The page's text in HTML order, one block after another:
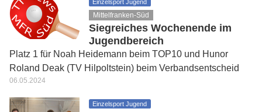
Einzelsport Jugend
Mittelfranken-Süd
Siegreiches Wochenende im
Jugendbereich
Platz 1 für Noah Heidemann beim TOP10 und Hunor
Roland Deak (TV Hilpoltstein) beim Verbandsentscheid
06.05.2024
Einzelsport Jugend